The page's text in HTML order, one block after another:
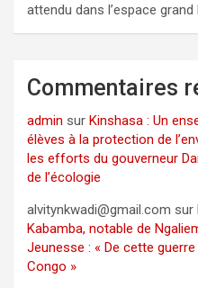
attendu dans l’espace grand
Commentaires
admin sur Kinshasa : Un
élèves à la protection de
les efforts du gouverneur
de l’écologie
alvitynkwadi@gmail.com sur
Kabamba, notable de
Jeunesse : « De cette
Congo »